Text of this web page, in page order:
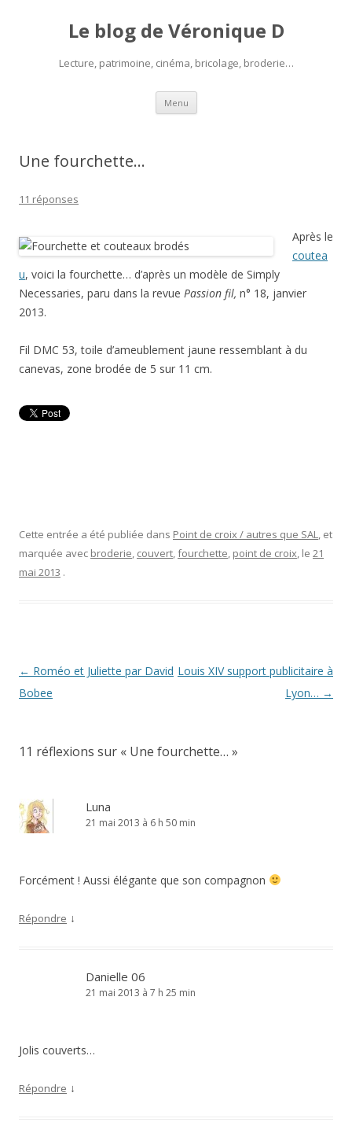
Le blog de Véronique D
Lecture, patrimoine, cinéma, bricolage, broderie…
Menu Aller
contenu
Une fourchette…
11 réponses
Après le
coutea
u, voici la fourchette… d’après un modèle de Simply
Necessaries, paru dans la revue Passion fil, n° 18, janvier
2013.
Fil DMC 53, toile d’ameublement jaune ressemblant à du
canevas, zone brodée de 5 sur 11 cm.
Cette entrée a été publiée dans Point de croix / autres que SAL, et
marquée avec broderie, couvert,fourchette, point de croix, le 21
mai 2013 .
Navigation
des
← Roméo et Juliette par David
Bobee
Louis XIV support publicitaire à
Lyon… →
11 réflexions sur « Une fourchette… »
Luna
21 mai 2013 à 6 h 50 min
Forcément ! Aussi élégante que son compagnon
Répondre ↓
Danielle 06
21 mai 2013 à 7 h 25 min
Jolis couverts…
Répondre ↓